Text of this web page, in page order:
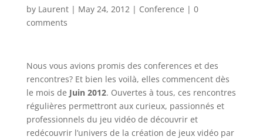
by Laurent| May 24, 2012| Conference | 0
comments
Nous vous avions promis des conferences et des
rencontres? Et bien les voilà, elles commencent dès
le mois de Juin 2012. Ouvertes à tous, ces rencontres
régulières permettront aux curieux, passionnés et
professionnels du jeu vidéo de découvrir et
redécouvrir l’univers de la création de jeux vidéo par